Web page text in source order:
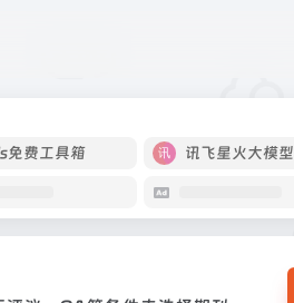
免费工具箱 讯飞星火大模型